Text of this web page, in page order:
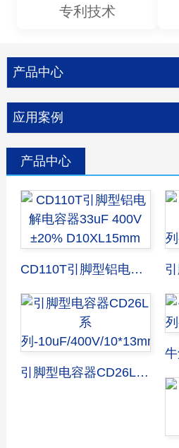
专利技术
产品中心
应用案例
产品中心
CD110T引脚型铝电解电容器33uF 400V ±20% D10XL15mm
引脚型电容器CD26L系列-10uF/400V/10*13mm